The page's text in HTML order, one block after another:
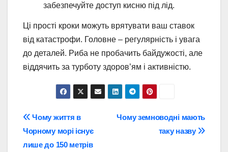
забезпечуйте доступ кисню під лід.
Ці прості кроки можуть врятувати ваш ставок
від катастрофи. Головне – регулярність і увага
до деталей. Риба не пробачить байдужості, але
віддячить за турботу здоров’ям і активністю.
Навігація
записів
Чому земноводні мають
таку назву
Чому життя в
Чорному морі існує
лише до 150 метрів